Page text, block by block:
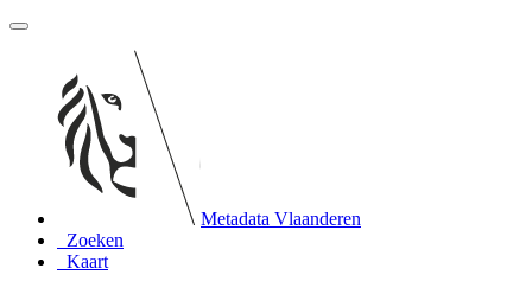
Metadata Vlaanderen
Zoeken
Kaart